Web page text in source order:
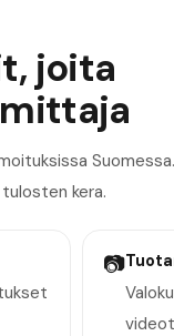
joita
kera.
📷